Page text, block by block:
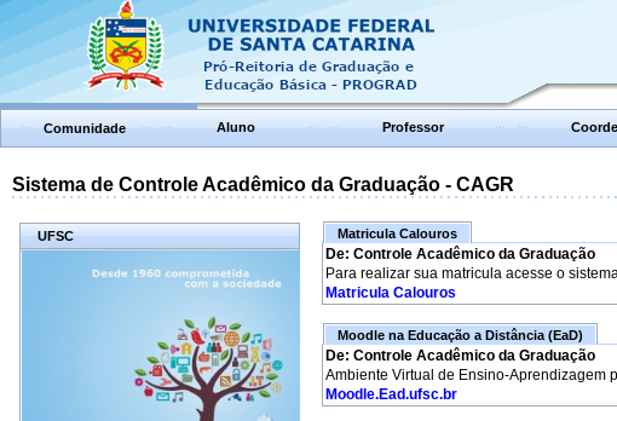
Comunidade Aluno Professor
Sistema de Controle Acadêmico da Graduação - CAGR
UFSC Matricula Calouros
De: Controle Acadêmico da Graduação
Para realizar sua matricula acesse o
Matricula Calouros
Moodle na Educação a Distância (EaD)
De: Controle Acadêmico da Graduação
Ambiente Virtual de Ensino-Aprendizagem
Moodle.Ead.ufsc.br